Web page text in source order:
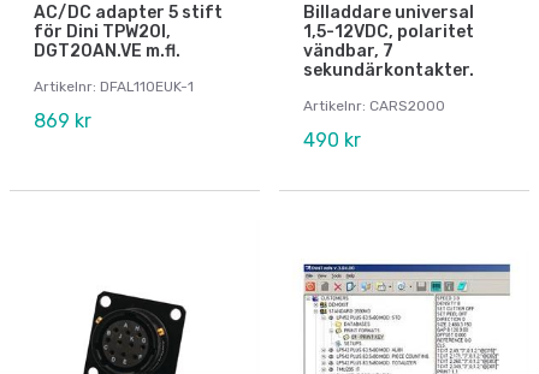
AC/DC adapter 5 stift
för Dini TPW20I,
DGT20AN.VE m.fl.
Artikelnr: DFAL110EUK-1
869 kr
Billaddare universal
1,5-12VDC, polaritet
vändbar, 7
sekundärkontakter.
Artikelnr: CARS2000
490 kr